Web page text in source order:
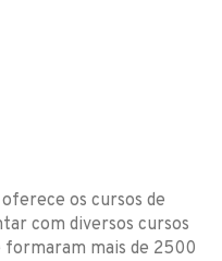
os cursos de
com diversos cursos
formaram mais de 2500